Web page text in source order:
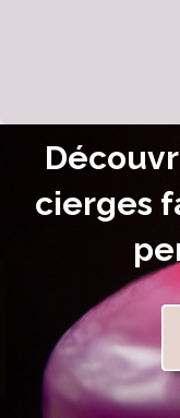
cierges